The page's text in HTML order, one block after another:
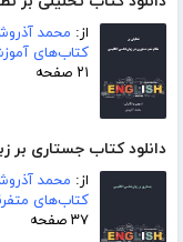
از: محمد
کتاب‌های
۲۱ صفحه
دانلود کتاب جستاری بر
از: محمد
کتاب‌های
۳۷ صفحه